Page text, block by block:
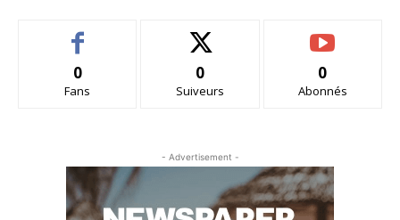
0
Fans
0
Suiveurs
0
Abonnés
- Advertisement -